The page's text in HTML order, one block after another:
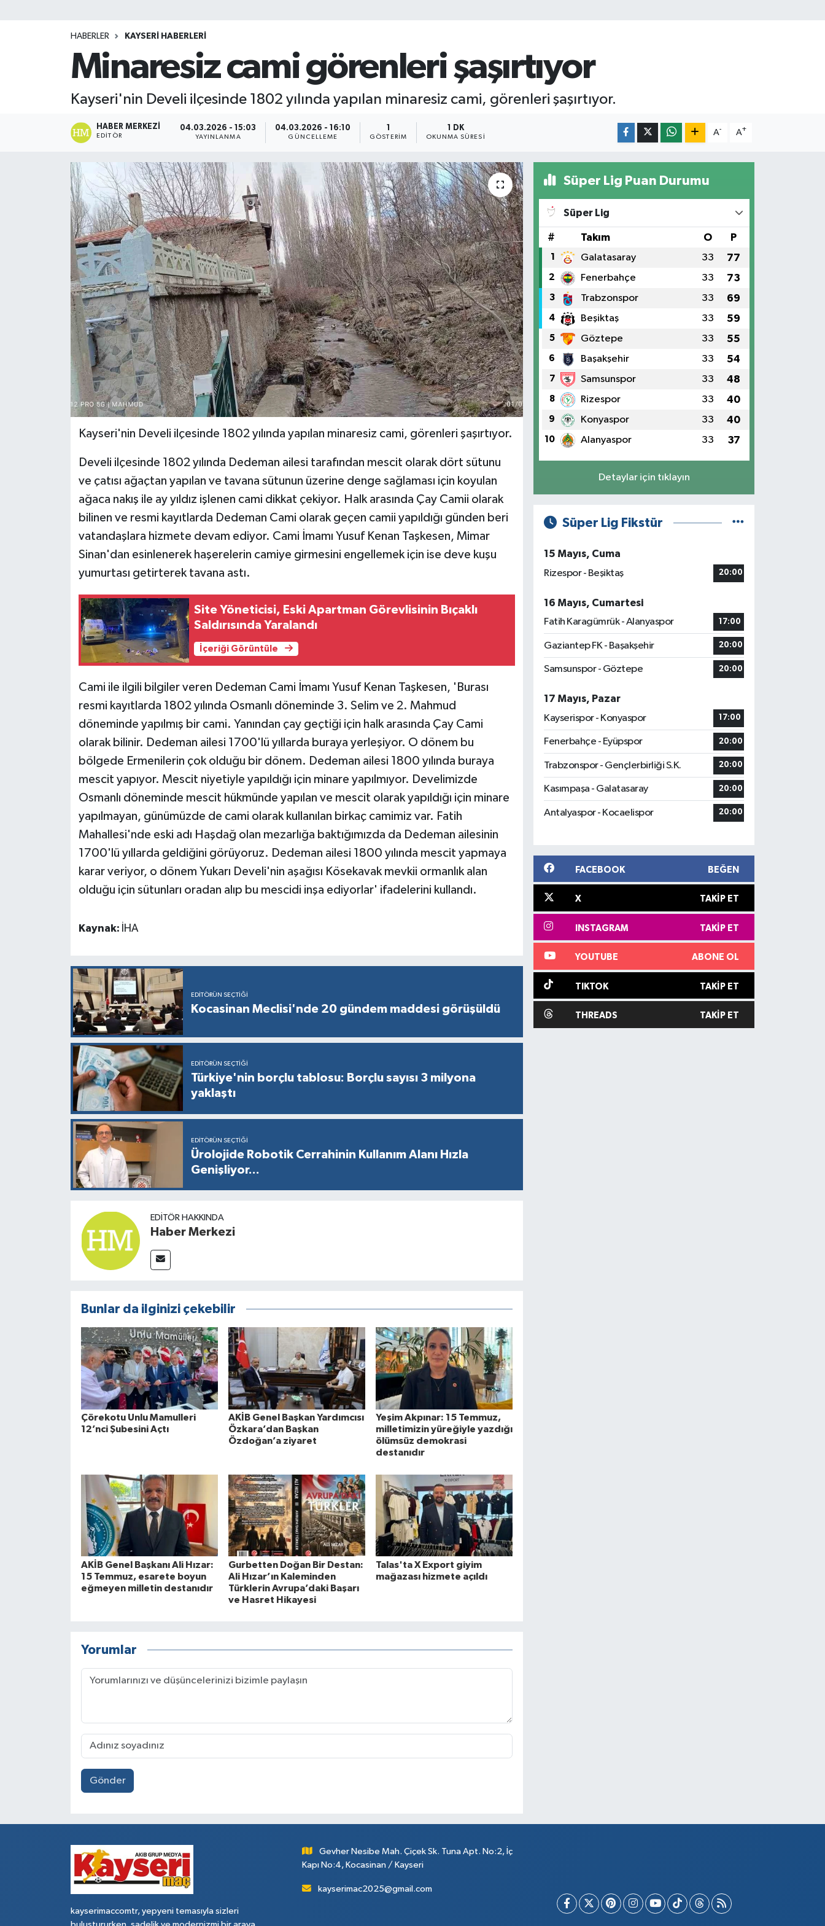
HABERLER KAYSERİ HABERLERİ
Minaresiz cami görenleri şaşırtıyor
Kayseri'nin Develi ilçesinde 1802 yılında yapılan minaresiz cami, görenleri şaşırtıyor.
HABER MERKEZI
EDITÖR
04.03.2026 - 15:03
YAYINLANMA
04.03.2026 - 16:10
GÜNCELLEME GÖSTERIM
1 DK
OKUNMA SÜRESI
A- A+
Kayseri'nin Develi ilçesinde 1802 yılında yapılan minaresiz cami, görenleri şaşırtıyor.
Develi ilçesinde 1802 yılında Dedeman ailesi tarafından mescit olarak dört sütunu
ve çatısı ağaçtan yapılan ve tavana sütunun üzerine denge sağlaması için koyulan
ağaca nakış ile ay yıldız işlenen cami dikkat çekiyor. Halk arasında Çay Camii olarak
bilinen ve resmi kayıtlarda Dedeman Cami olarak geçen camii yapıldığı günden beri
vatandaşlara hizmete devam ediyor. Cami İmamı Yusuf Kenan Taşkesen, Mimar
Sinan'dan esinlenerek haşerelerin camiye girmesini engellemek için ise deve kuşu
yumurtası getirterek tavana astı.
Site Yöneticisi, Eski Apartman Görevlisinin Bıçaklı
Saldırısında Yaralandı
İçeriği Görüntüle
Cami ile ilgili bilgiler veren Dedeman Cami İmamı Yusuf Kenan Taşkesen, 'Burası
resmi kayıtlarda 1802 yılında Osmanlı döneminde 3. Selim ve 2. Mahmud
döneminde yapılmış bir cami. Yanından çay geçtiği için halk arasında Çay Cami
olarak bilinir. Dedeman ailesi 1700'lü yıllarda buraya yerleşiyor. O dönem bu
bölgede Ermenilerin çok olduğu bir dönem. Dedeman ailesi 1800 yılında buraya
mescit yapıyor. Mescit niyetiyle yapıldığı için minare yapılmıyor. Develimizde
Osmanlı döneminde mescit hükmünde yapılan ve mescit olarak yapıldığı için minare
yapılmayan, günümüzde de cami olarak kullanılan birkaç camimiz var. Fatih
Mahallesi'nde eski adı Haşdağ olan mezarlığa baktığımızda da Dedeman ailesinin
1700'lü yıllarda geldiğini görüyoruz. Dedeman ailesi 1800 yılında mescit yapmaya
karar veriyor, o dönem Yukarı Develi'nin aşağısı Kösekavak mevkii ormanlık alan
olduğu için sütunları oradan alıp bu mescidi inşa ediyorlar' ifadelerini kullandı.
Kaynak: İHA
EDITÖRÜN SEÇTIĞI
Kocasinan Meclisi'nde 20 gündem maddesi görüşüldü
EDITÖRÜN SEÇTIĞI
Türkiye'nin borçlu tablosu: Borçlu sayısı 3 milyona
yaklaştı
EDITÖRÜN SEÇTIĞI
Ürolojide Robotik Cerrahinin Kullanım Alanı Hızla
Genişliyor...
EDITÖR HAKKINDA
Haber Merkezi
Bunlar da ilginizi çekebilir
Çörekotu Unlu Mamulleri
12’nci Şubesini Açtı
AKİB Genel Başkan Yardımcısı
Özkara’dan Başkan
Özdoğan’a ziyaret
Yeşim Akpınar: 15 Temmuz,
milletimizin yüreğiyle yazdığı
ölümsüz demokrasi
destanıdır
AKİB Genel Başkanı Ali Hızar:
15 Temmuz, esarete boyun
eğmeyen milletin destanıdır
Gurbetten Doğan Bir Destan:
Ali Hızar’ın Kaleminden
Türklerin Avrupa’daki Başarı
ve Hasret Hikayesi
Talas'ta X Export giyim
mağazası hizmete açıldı
Yorumlar
Gönder
Süper Lig Puan Durumu
Süper Lig
# Takım O P
1 Galatasaray 33 77
2 Fenerbahçe 33 73
3 Trabzonspor 33 69
4 Beşiktaş 33 59
5 Göztepe 33 55
6 Başakşehir 33 54
7 Samsunspor 33 48
8 Rizespor 33 40
9 Konyaspor 33 40
10 Alanyaspor 33 37
Detaylar için tıklayın
Süper Lig Fikstür
15 Mayıs, Cuma
Rizespor - Beşiktaş
20:00
16 Mayıs, Cumartesi
Fatih Karagümrük - Alanyaspor
17:00
Gaziantep FK - Başakşehir 20:00
Samsunspor - Göztepe 20:00
17 Mayıs, Pazar
Kayserispor - Konyaspor
17:00
Fenerbahçe - Eyüpspor 20:00
Trabzonspor - Gençlerbirliği S.K. 20:00
Kasımpaşa - Galatasaray 20:00
Antalyaspor - Kocaelispor 20:00
FACEBOOK BEĞEN
X TAKIP ET
INSTAGRAM TAKIP ET
YOUTUBE ABONE OL
TIKTOK TAKIP ET
THREADS TAKIP ET
kayserimaccomtr, yepyeni temasıyla sizleri
Gevher Nesibe Mah. Çiçek Sk. Tuna Apt. No:2, İç
Kapı No:4, Kocasinan / Kayseri
kayserimac2025@gmail.com